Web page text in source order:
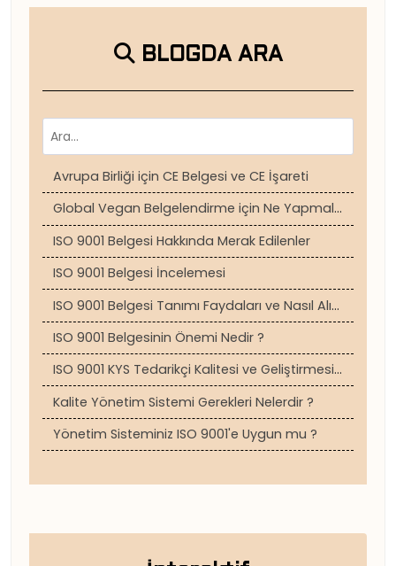
BLOGDA ARA
Avrupa Birliği için CE Belgesi ve CE İşareti
Global Vegan Belgelendirme için Ne Yapmalısınız ?
ISO 9001 Belgesi Hakkında Merak Edilenler
ISO 9001 Belgesi İncelemesi
ISO 9001 Belgesi Tanımı Faydaları ve Nasıl Alınır ?
ISO 9001 Belgesinin Önemi Nedir ?
ISO 9001 KYS Tedarikçi Kalitesi ve Geliştirmesi ?
Kalite Yönetim Sistemi Gerekleri Nelerdir ?
Yönetim Sisteminiz ISO 9001'e Uygun mu ?
Vinçlerin Periyodik Kontrollerinin Yararları